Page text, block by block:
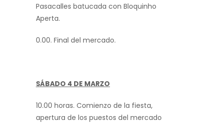
Pasacalles batucada con Bloquinho
Aperta.
0.00. Final del mercado.
SÁBADO 4 DE MARZO
10.00 horas. Comienzo de la fiesta,
apertura de los puestos del mercado